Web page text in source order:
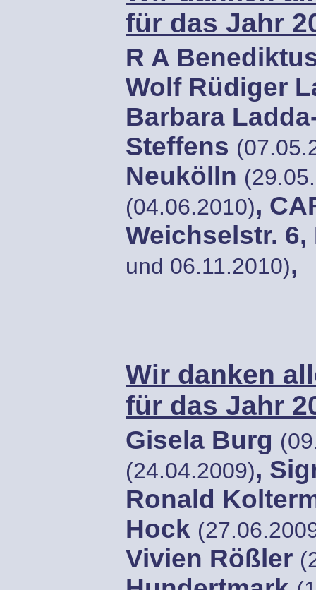
für das Jahr
R A
Wolf Rüdiger
Barbara
Steffens
Neukölln
(04.06.2010),
Weichselstr.
und 06.11.2010),
Wir danken
für das Jahr
Gisela Burg
(24.04.2009),
Ronald
Hock
Vivien Rößler